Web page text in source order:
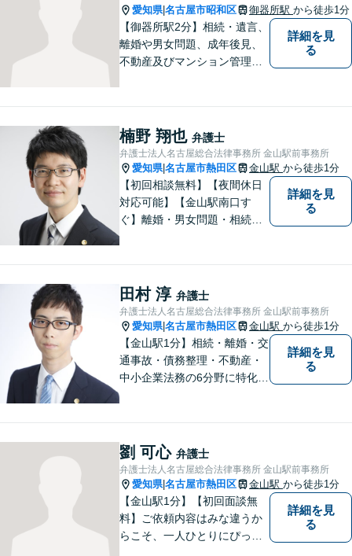
相談可】
愛知県|名古屋市昭和区 御器所駅 から徒歩1分
【御器所駅2分】相続・遺言、
離婚や男女問題、成年後見、
不動産及びマンション管理な
い、丁寧な説明と迅速な対応
を心がけております。【完全
個室】【法テラス利用可】
詳細を見
る
楠野 翔也 弁護士
弁護士法人名古屋総合法律事務所 金山駅前事務所
愛知県|名古屋市熱田区 金山駅 から徒歩1分
【初回相談無料】【夜間休日
対応可能】【金山駅南口す
ぐ】離婚・男女問題・相続・
詳細を見
る
田村 淳 弁護士
弁護士法人名古屋総合法律事務所 金山駅前事務所
愛知県|名古屋市熱田区 金山駅 から徒歩1分
【金山駅1分】相続・離婚・交
通事故・債務整理・不動産・
中小企業法務の6分野に特化！
ーションを重視し、情報連携
を図りながら納得の解決へと
導いてまいります。
詳細を見
る
劉 可心 弁護士
弁護士法人名古屋総合法律事務所 金山駅前事務所
愛知県|名古屋市熱田区 金山駅 から徒歩1分
【金山駅1分】【初回面談無
料】ご依頼内容はみな違うか
らこそ、一人ひとりにぴった
詳細を見
る